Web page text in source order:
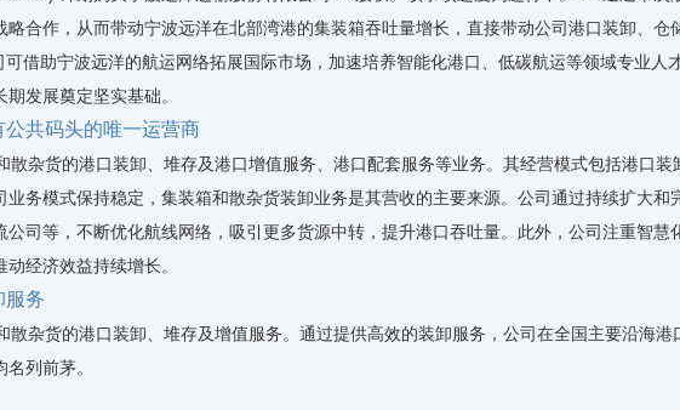
合作，从而带动宁波远洋在北部湾港的集装箱吞吐量增长，直接带动公司港口装卸、仓
借助宁波远洋的航运网络拓展国际市场，加速培养智能化港口、低碳航运等领域专业人
发展奠定坚实基础。
共码头的唯一运营商
杂货的港口装卸、堆存及港口增值服务、港口配套服务等业务。其经营模式包括港口装
务模式保持稳定，集装箱和散杂货装卸业务是其营收的主要来源。公司通过持续扩大和
司等，不断优化航线网络，吸引更多货源中转，提升港口吞吐量。此外，公司注重智慧
经济效益持续增长。
服务
杂货的港口装卸、堆存及增值服务。通过提供高效的装卸服务，公司在全国主要沿海港
列前茅。